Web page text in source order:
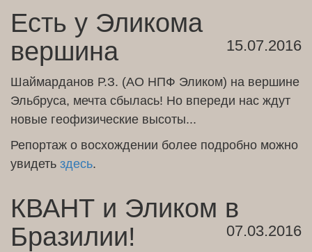
Есть у Эликома
вершина
15.07.2016
Шаймарданов Р.З. (АО НПФ Эликом) на вершине
Эльбруса, мечта сбылась! Но впереди наc ждут
новые геофизические высоты...
Репортаж о восхождении более подробно можно
увидеть здесь.
КВАНТ и Эликом в
Бразилии!
07.03.2016